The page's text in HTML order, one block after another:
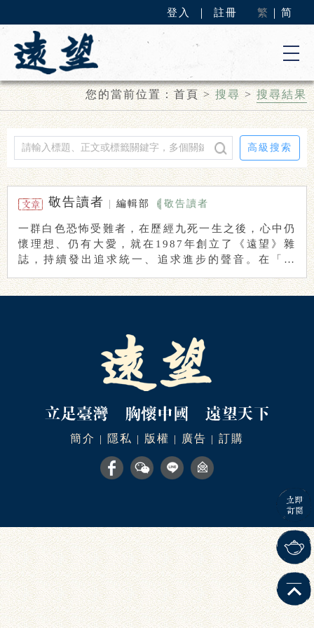
登入 註冊 繁 简
您的當前位置：首頁> 搜尋>搜尋結果
高級搜索
敬告讀者 | 編輯部 敬告讀者
一群白色恐怖受難者，在歷經九死一生之後，心中仍
懷理想、仍有大愛，就在1987年創立了《遠望》雜
誌，持續發出追求統一、追求進步的聲音。在「左
簡介 | 隱私 | 版權 | 廣告 | 訂購